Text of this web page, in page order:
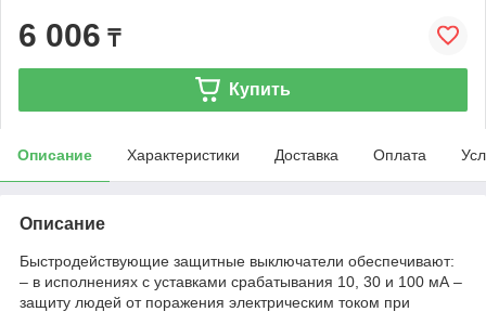
6 006 ₸
Купить
Описание Характеристики Доставка Оплата
Описание
Быстродействующие защитные выключатели обеспечивают:
– в исполнениях с уставками срабатывания 10, 30 и 100 мА –
защиту людей от поражения электрическим током при